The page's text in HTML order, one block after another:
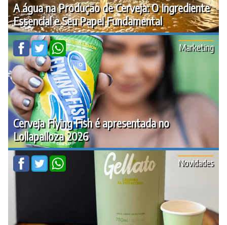
A água na Produção de Cerveja: O Ingrediente
Essencial e Seu Papel Fundamental
Cerveja Flying Fish é apresentada no
Lollapalloza 2026
Marketing
Novidades